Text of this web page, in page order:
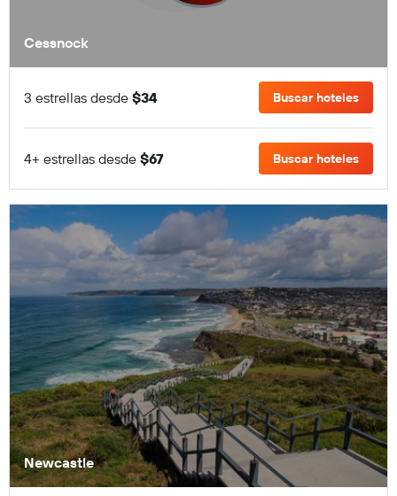
Cessnock
3 estrellas desde $34 Buscar hoteles
4+ estrellas desde $67 Buscar hoteles
Newcastle